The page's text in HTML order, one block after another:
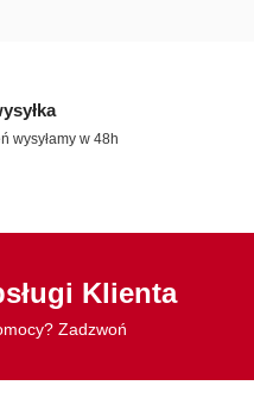
wysyłamy w 48h
Klienta
Zadzwoń